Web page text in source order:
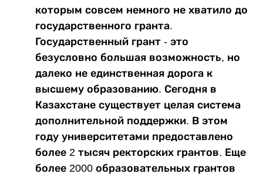
которым совсем немного не хватило до
государственного гранта.
Государственный грант - это
безусловно большая возможность, но
далеко не единственная дорога к
высшему образованию. Сегодня в
Казахстане существует целая система
дополнительной поддержки. В этом
году университетами предоставлено
более 2 тысяч ректорских грантов. Еще
более 2000 образовательных грантов